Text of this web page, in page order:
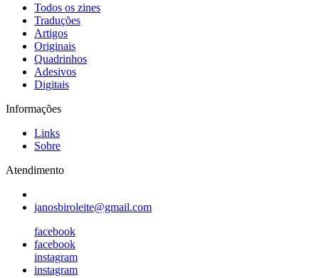
Todos os zines
Traduções
Artigos
Originais
Quadrinhos
Adesivos
Digitais
Informações
Links
Sobre
Atendimento
janosbiroleite@gmail.com
facebook
facebook
instagram
instagram